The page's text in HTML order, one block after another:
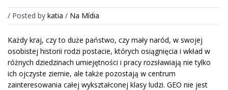
/ Posted by katia / Na Mídia
Każdy kraj, czy to duże państwo, czy mały naród, w swojej
osobistej historii rodzi postacie, których osiągnięcia i wkład w
różnych dziedzinach umiejętności i pracy rozsławiają nie tylko
ich ojczyste ziemie, ale także pozostają w centrum
zainteresowania całej wykształconej klasy ludzi. GEO nie jest